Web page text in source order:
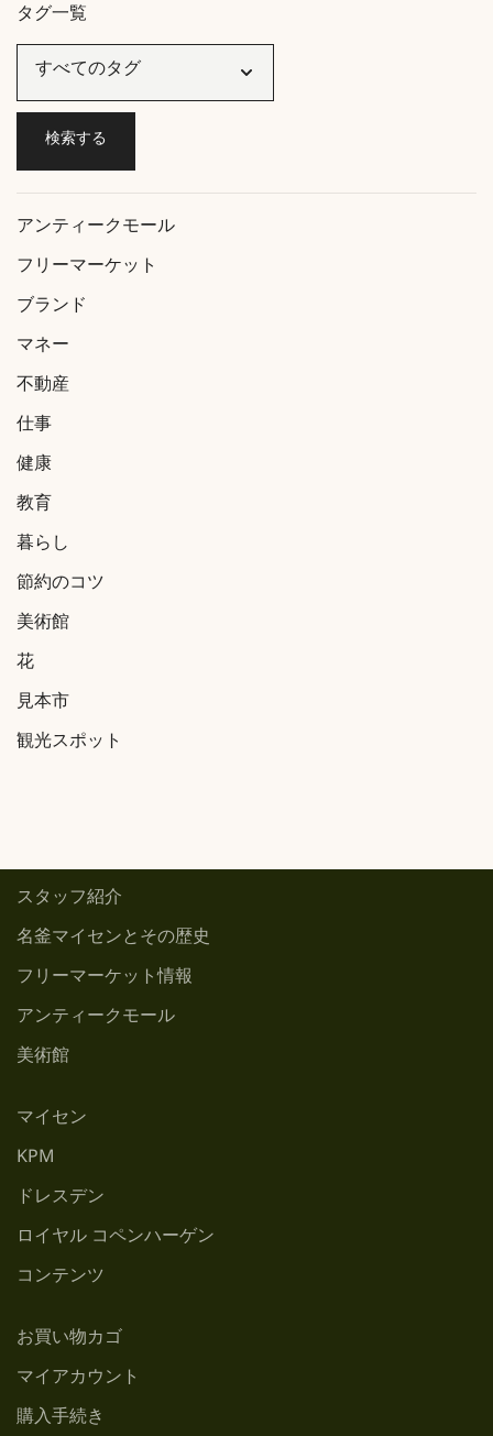
タグ一覧
アンティークモール
フリーマーケット
ブランド
マネー
不動産
仕事
健康
教育
暮らし
節約のコツ
美術館
花
見本市
観光スポット
スタッフ紹介
名釜マイセンとその歴史
フリーマーケット情報
アンティークモール
美術館
マイセン
KPM
ドレスデン
ロイヤル コペンハーゲン
コンテンツ
お買い物カゴ
マイアカウント
購入手続き